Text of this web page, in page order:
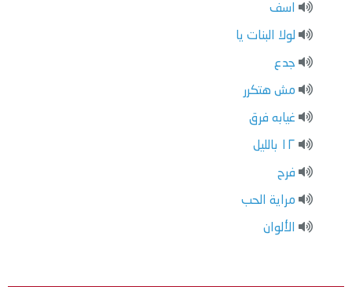
اسف
لولا البنات يا
جدع
مش هتكرر
غيابه فرق
١٢ بالليل
فرح
مراية الحب
الألوان